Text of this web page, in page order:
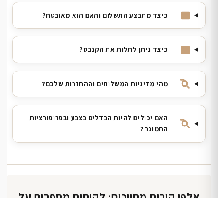
כיצד מתבצע התשלום והאם הוא מאובטח?
כיצד ניתן לתלות את הקנבס?
מהי מדיניות המשלוחים וההחזרות שלכם?
האם יכולים להיות הבדלים בצבע ובפרופורציות
התמונה?